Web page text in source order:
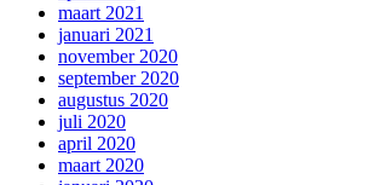
maart 2021
januari 2021
november 2020
september 2020
augustus 2020
juli 2020
april 2020
maart 2020